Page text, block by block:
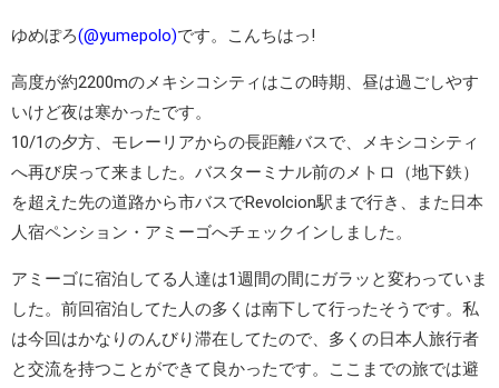
ゆめぽろ(@yumepolo)です。こんちはっ!
高度が約2200mのメキシコシティはこの時期、昼は過ごしやす
いけど夜は寒かったです。
10/1の夕方、モレーリアからの長距離バスで、メキシコシティ
へ再び戻って来ました。バスターミナル前のメトロ（地下鉄）
を超えた先の道路から市バスでRevolcion駅まで行き、また日本
人宿ペンション・アミーゴへチェックインしました。
アミーゴに宿泊してる人達は1週間の間にガラッと変わっていま
した。前回宿泊してた人の多くは南下して行ったそうです。私
は今回はかなりのんびり滞在してたので、多くの日本人旅行者
と交流を持つことができて良かったです。ここまでの旅では避